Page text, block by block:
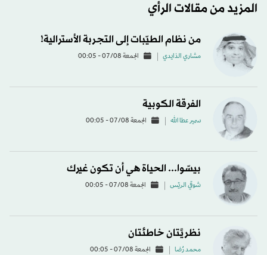
المزيد من مقالات الرأي
من نظام الطيّبات إلى التجربة الأسترالية!
مشاري الذايدي الجمعة 07/08 - 00:05
الفرقة الكوبية
سمير عطا الله الجمعة 07/08 - 00:05
بيسّوا... الحياة هي أن تكون غيرك
شوقي الريّس الجمعة 07/08 - 00:05
نظريَّتان خاطئتان
محمد رُضا الجمعة 07/08 - 00:05